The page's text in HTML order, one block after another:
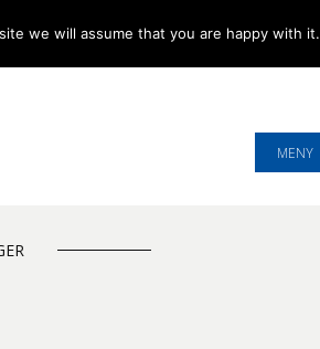
MENY
we will assume that you are happy with it.